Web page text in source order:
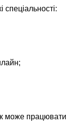
спеціальності:
може працювати